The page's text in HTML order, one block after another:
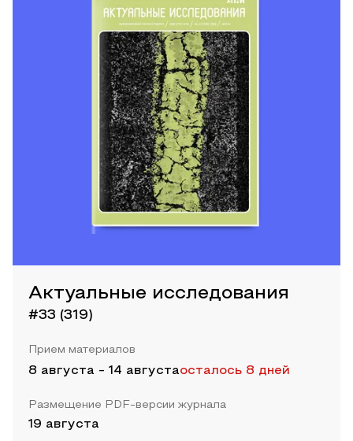
Актуальные исследования
#33 (319)
Прием материалов
8 августа - 14 августаосталось 8 дней
Размещение PDF-версии журнала
19 августа